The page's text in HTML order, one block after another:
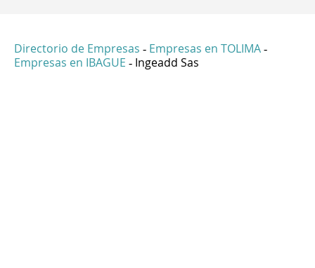
Directorio de Empresas - Empresas en TOLIMA -
Empresas en IBAGUE - Ingeadd Sas